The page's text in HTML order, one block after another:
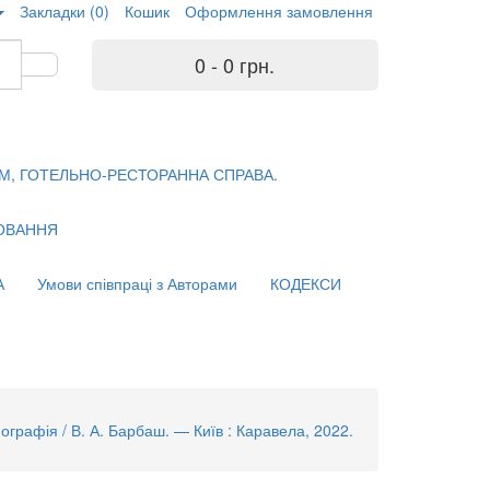
Закладки (0) Кошик Оформлення замовлення
0 - 0 грн.
ГОТЕЛЬНО-РЕСТОРАННА СПРАВА.
Умови співпраці з Авторами КОДЕКСИ
/ В. А. Барбаш. — Київ : Каравела, 2022.